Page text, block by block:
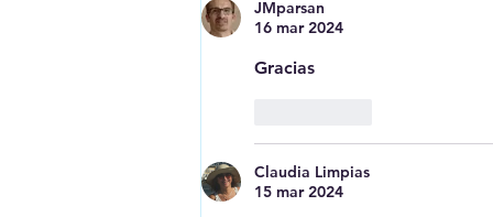
JMparsan
16 mar 2024
Gracias
Claudia Limpias
15 mar 2024